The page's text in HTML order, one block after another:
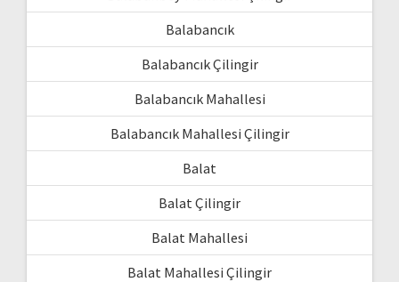
Balabancık
Balabancık Çilingir
Balabancık Mahallesi
Balabancık Mahallesi Çilingir
Balat
Balat Çilingir
Balat Mahallesi
Balat Mahallesi Çilingir